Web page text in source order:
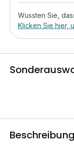
Wussten Sie,
Klicken Sie hier,